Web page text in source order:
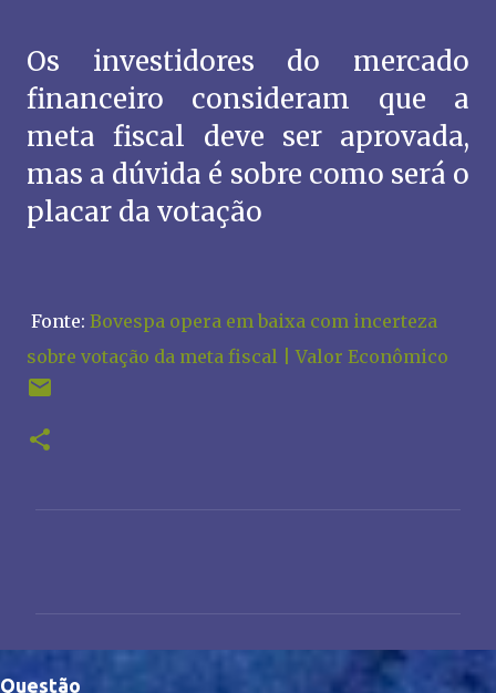
Os investidores do mercado
financeiro consideram que a
meta fiscal deve ser aprovada,
mas a dúvida é sobre como será o
placar da votação
Fonte: Bovespa opera em baixa com incerteza
sobre votação da meta fiscal | Valor Econômico
Questão